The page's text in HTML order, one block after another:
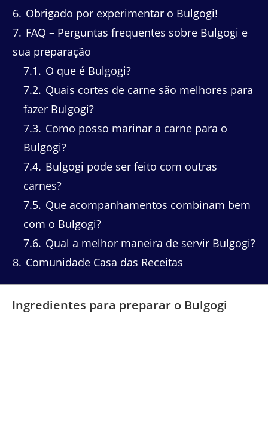
6 Obrigado por experimentar o Bulgogi!
7 FAQ – Perguntas frequentes sobre Bulgogi e
sua preparação
7.1
O que é Bulgogi?
7.2 Quais cortes de carne são melhores para
fazer Bulgogi?
7.3 Como posso marinar a carne para o
Bulgogi?
7.4 Bulgogi pode ser feito com outras
carnes?
7.5 Que acompanhamentos combinam bem
com o Bulgogi?
7.6 Qual a melhor maneira de servir Bulgogi?
8 Comunidade Casa das Receitas
Ingredientes para preparar o Bulgogi